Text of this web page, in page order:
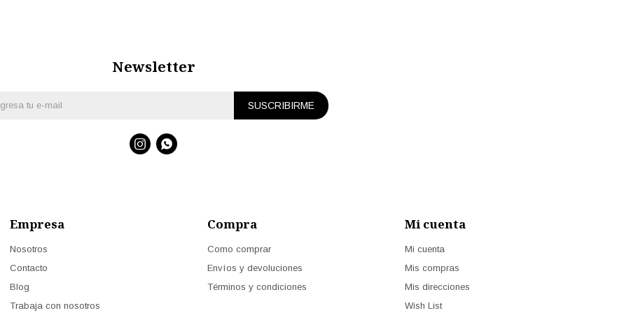
Empresa
Nosotros
Contacto
Blog
Trabaja con nosotros
Compra
Como comprar
Envíos y devoluciones
Términos y condiciones
Mi cuenta
Mi cuenta
Mis compras
Mis direcciones
Wish List
Newsletter
SUSCRIBIRME
 